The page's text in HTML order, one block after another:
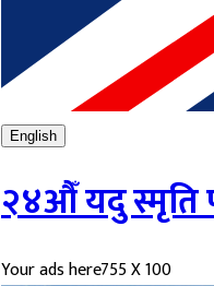
English
२४औँ यदु स्मृति
Your ads here755 X 100